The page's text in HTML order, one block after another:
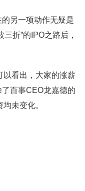
另一项动作无疑是
折”的IPO之路后，
以看出，大家的涨薪
百事CEO龙嘉德的
未变化。